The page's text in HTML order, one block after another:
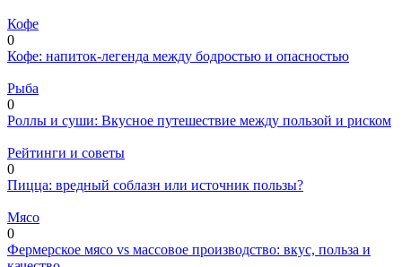
Кофе
0
Кофе: напиток-легенда между бодростью и опасностью
Рыба
0
Роллы и суши: Вкусное путешествие между пользой и риском
Рейтинги и советы
0
Пицца: вредный соблазн или источник пользы?
Мясо
0
Фермерское мясо vs массовое производство: вкус, польза и